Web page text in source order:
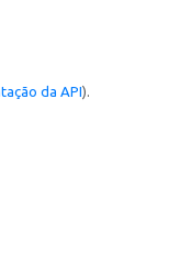
da API).